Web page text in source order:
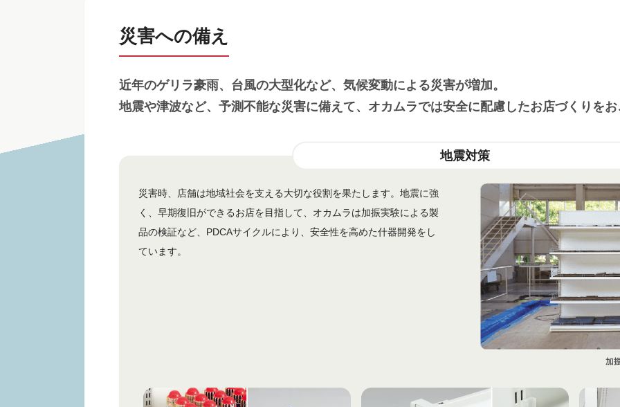
災害への備え
近年のゲリラ豪雨、台風の大型化など、気候変動による災害が増加。
地震や津波など、予測不能な災害に備えて、オカムラでは安全に配慮したお店づくりを
地震対策
災害時、店舗は地域社会を支える大切な役割を果たします。地震に強
く、早期復旧ができるお店を目指して、オカムラは加振実験による製
品の検証など、PDCAサイクルにより、安全性を高めた什器開発をし
ています。